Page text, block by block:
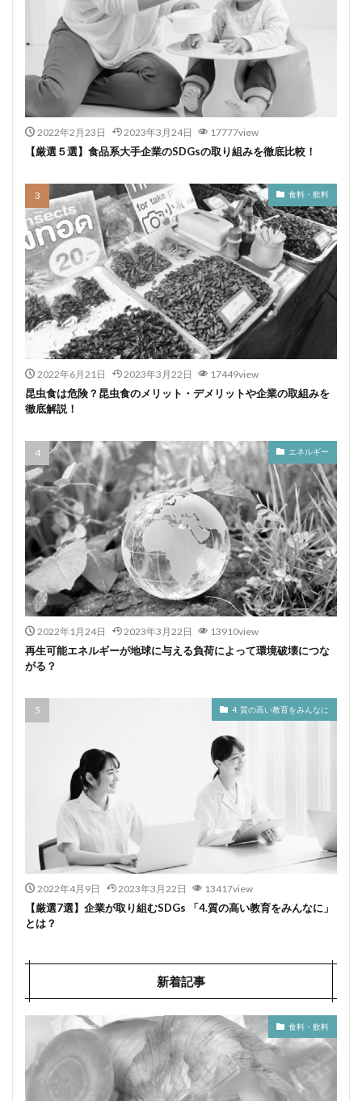
2022年2月23日 2023年3月24日 17777view
【厳選５選】食品系大手企業のSDGsの取り組みを徹底比較！
食料・飲料
2022年6月21日 2023年3月22日 17449view
昆虫食は危険？昆虫食のメリット・デメリットや企業の取組みを
徹底解説！
エネルギー
2022年1月24日 2023年3月22日 13910view
再生可能エネルギーが地球に与える負荷によって環境破壊につな
がる？
4. 質の高い教育をみんなに
2022年4月9日 2023年3月22日 13417view
【厳選7選】企業が取り組むSDGs 「4.質の高い教育をみんなに」
とは？
新着記事
食料・飲料